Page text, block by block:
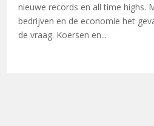
nieuwe records en all time highs.
bedrijven en de economie het
de vraag. Koersen en...